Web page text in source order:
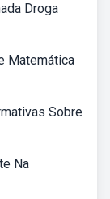
Droga
Matemática
Sobre
Na